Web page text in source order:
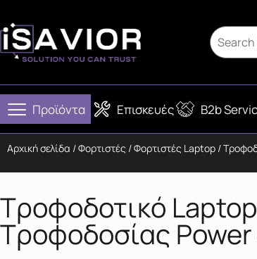
Προϊόντα Επισκευές B2b
Αρχική σελίδα /Φορτιστές /Φορτιστές Laptop /
Τροφοδοτικό
Τροφοδοσίας Power